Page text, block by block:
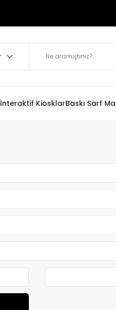
İnteraktif KiosklarBaskı Sarf